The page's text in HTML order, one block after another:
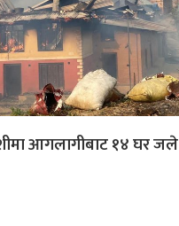
आगलागीबाट १४ घर जले